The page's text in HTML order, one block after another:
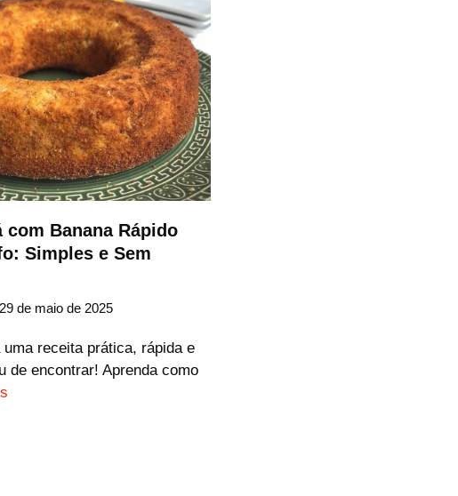
com Banana Rápido
Simples e Sem
29 de maio de 2025
receita prática, rápida e
de encontrar! Aprenda como